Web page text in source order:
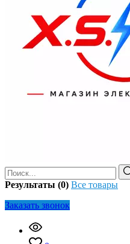
Результаты (0) Все товары
Заказать звонок